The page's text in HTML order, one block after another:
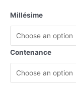
Millésime
Contenance